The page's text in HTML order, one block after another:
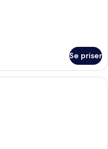
Se priser
Et hotelværelse med to senge, et